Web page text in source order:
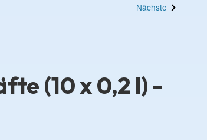
Nächste
(10 x 0,2 l) -